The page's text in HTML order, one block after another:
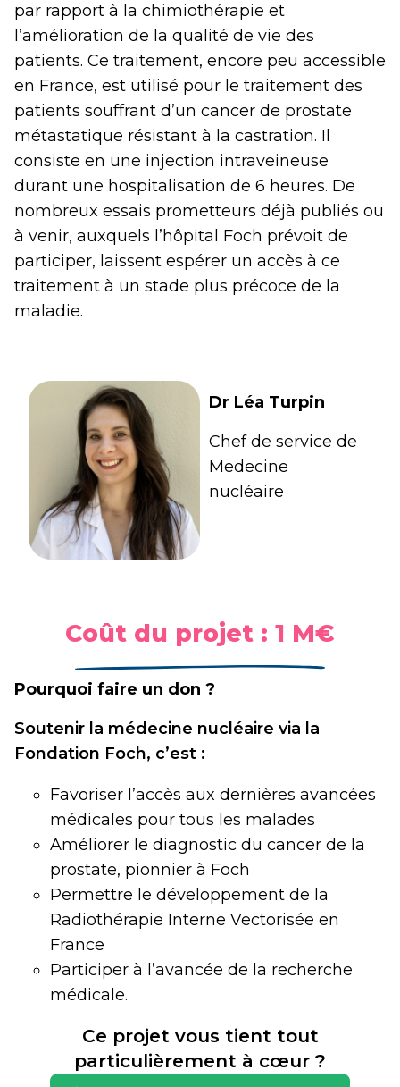
par rapport à la chimiothérapie et
l’amélioration de la qualité de vie des
patients. Ce traitement, encore peu accessible
en France, est utilisé pour le traitement des
patients souffrant d’un cancer de prostate
métastatique résistant à la castration. Il
consiste en une injection intraveineuse
durant une hospitalisation de 6 heures. De
nombreux essais prometteurs déjà publiés ou
à venir, auxquels l’hôpital Foch prévoit de
participer, laissent espérer un accès à ce
traitement à un stade plus précoce de la
maladie.
Dr Léa Turpin
Chef de service de
Medecine
nucléaire
Coût du projet : 1 M€
Pourquoi faire un don ?
Soutenir la médecine nucléaire via la
Fondation Foch, c’est :
Favoriser l’accès aux dernières avancées
médicales pour tous les malades
Améliorer le diagnostic du cancer de la
prostate, pionnier à Foch
Permettre le développement de la
Radiothérapie Interne Vectorisée en
France
Participer à l’avancée de la recherche
médicale.
Ce projet vous tient tout
particulièrement à cœur ?